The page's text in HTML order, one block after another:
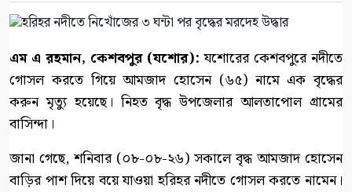
এম এ রহমান, কেশবপুর (যশোর): যশোরের কেশবপুরে নদীতে
গোসল করতে গিয়ে আমজাদ হোসেন (৬৫) নামে এক বৃদ্ধের
করুন মৃত্যু হয়েছে। নিহত বৃদ্ধ উপজেলার আলতাপোল গ্রামের
বাসিন্দা।
জানা গেছে, শনিবার (০৮-০৮-২৬) সকালে বৃদ্ধ আমজাদ হোসেন
বাড়ির পাশ দিয়ে বয়ে যাওয়া হরিহর নদীতে গোসল করতে নামেন।